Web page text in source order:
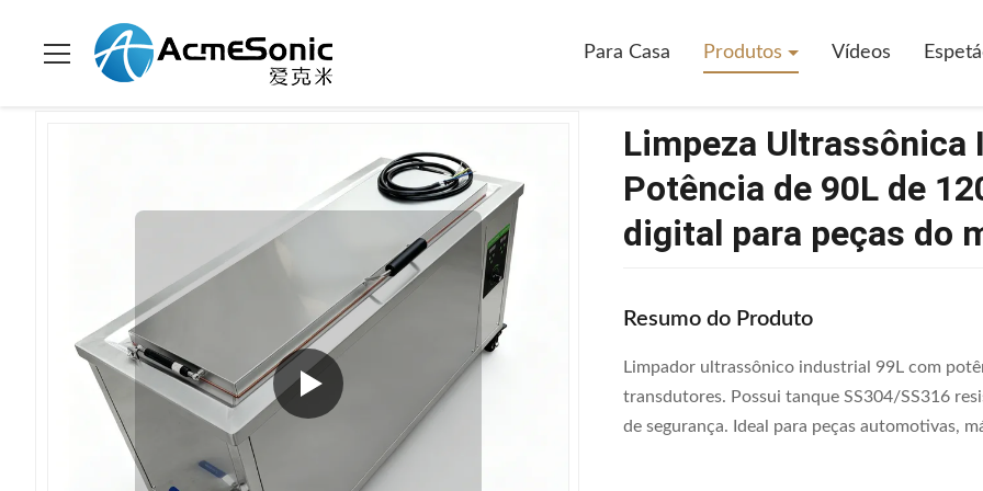
Para Casa Produtos Vídeos
Para casa > produtos
Limpeza
Potência de 90L de
digital para peças do
Resumo do Produto
Limpador ultrassônico industrial 99L com
transdutores. Possui tanque SS304/SS316
de segurança. Ideal para peças automotivas,